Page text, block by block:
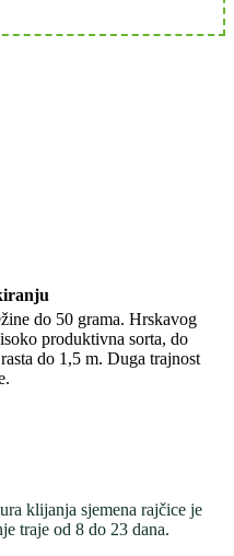
do 50 grama. Hrskavog
produktivna sorta, do
do 1,5 m. Duga trajnost
klijanja sjemena rajčice je
traje od 8 do 23 dana.